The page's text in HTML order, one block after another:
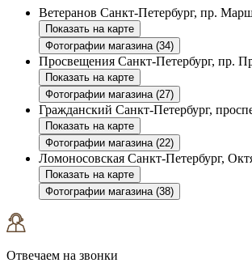
Ветеранов Санкт-Петербург, пр.
Показать на карте
Фотографии магазина (34)
Просвещения Санкт-Петербург, пр.
Показать на карте
Фотографии магазина (27)
Гражданский Санкт-Петербург,
Показать на карте
Фотографии магазина (22)
Ломоносовская Санкт-Петербург,
Показать на карте
Фотографии магазина (38)
Отвечаем на звонки